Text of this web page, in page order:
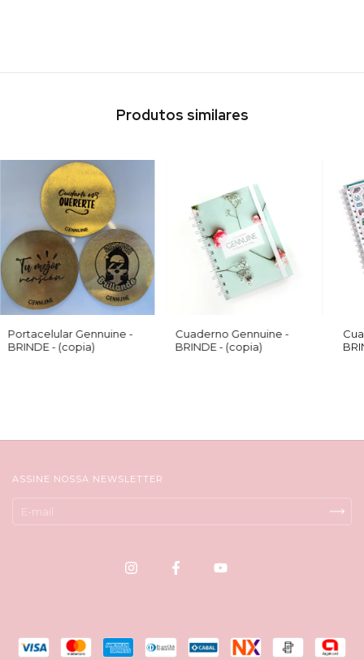
Produtos similares
Portacelular Gennuine -
BRINDE - (copia)
Cuaderno Gennuine -
BRINDE - (copia)
ASSINE NOSSA NEWSLETTER